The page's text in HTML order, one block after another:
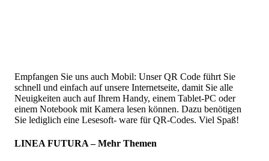
Empfangen Sie uns auch Mobil: Unser QR Code führt Sie
schnell und einfach auf unsere Internetseite, damit Sie alle
Neuigkeiten auch auf Ihrem Handy, einem Tablet-PC oder
einem Notebook mit Kamera lesen können. Dazu benötigen
Sie lediglich eine Lesesoft- ware für QR-Codes. Viel Spaß!
LINEA FUTURA – Mehr Themen